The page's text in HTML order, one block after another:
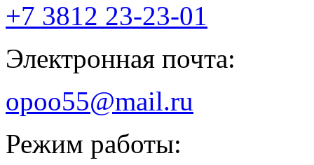
+7 3812 23-23-01
Электронная почта:
opoo55@mail.ru
Режим работы: